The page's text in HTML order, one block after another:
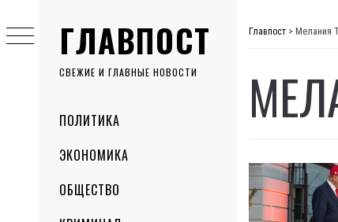
ГЛАВПОСТ
СВЕЖИЕ И ГЛАВНЫЕ НОВОСТИ
MenuПОЛИТИКА
ЭКОНОМИКА
ОБЩЕСТВО
to
content
Главпост > Мелания